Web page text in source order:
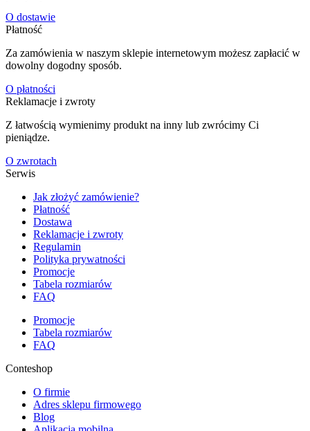
O dostawie
Płatność
Za zamówienia w naszym sklepie internetowym możesz zapłacić w
dowolny dogodny sposób.
O płatności
Reklamacje i zwroty
Z łatwością wymienimy produkt na inny lub zwrócimy Ci
pieniądze.
O zwrotach
Serwis
Jak złożyć zamówienie?
Płatność
Dostawa
Reklamacje i zwroty
Regulamin
Polityka prywatności
Promocje
Tabela rozmiarów
FAQ
Promocje
Tabela rozmiarów
FAQ
Conteshop
O firmie
Adres sklepu firmowego
Blog